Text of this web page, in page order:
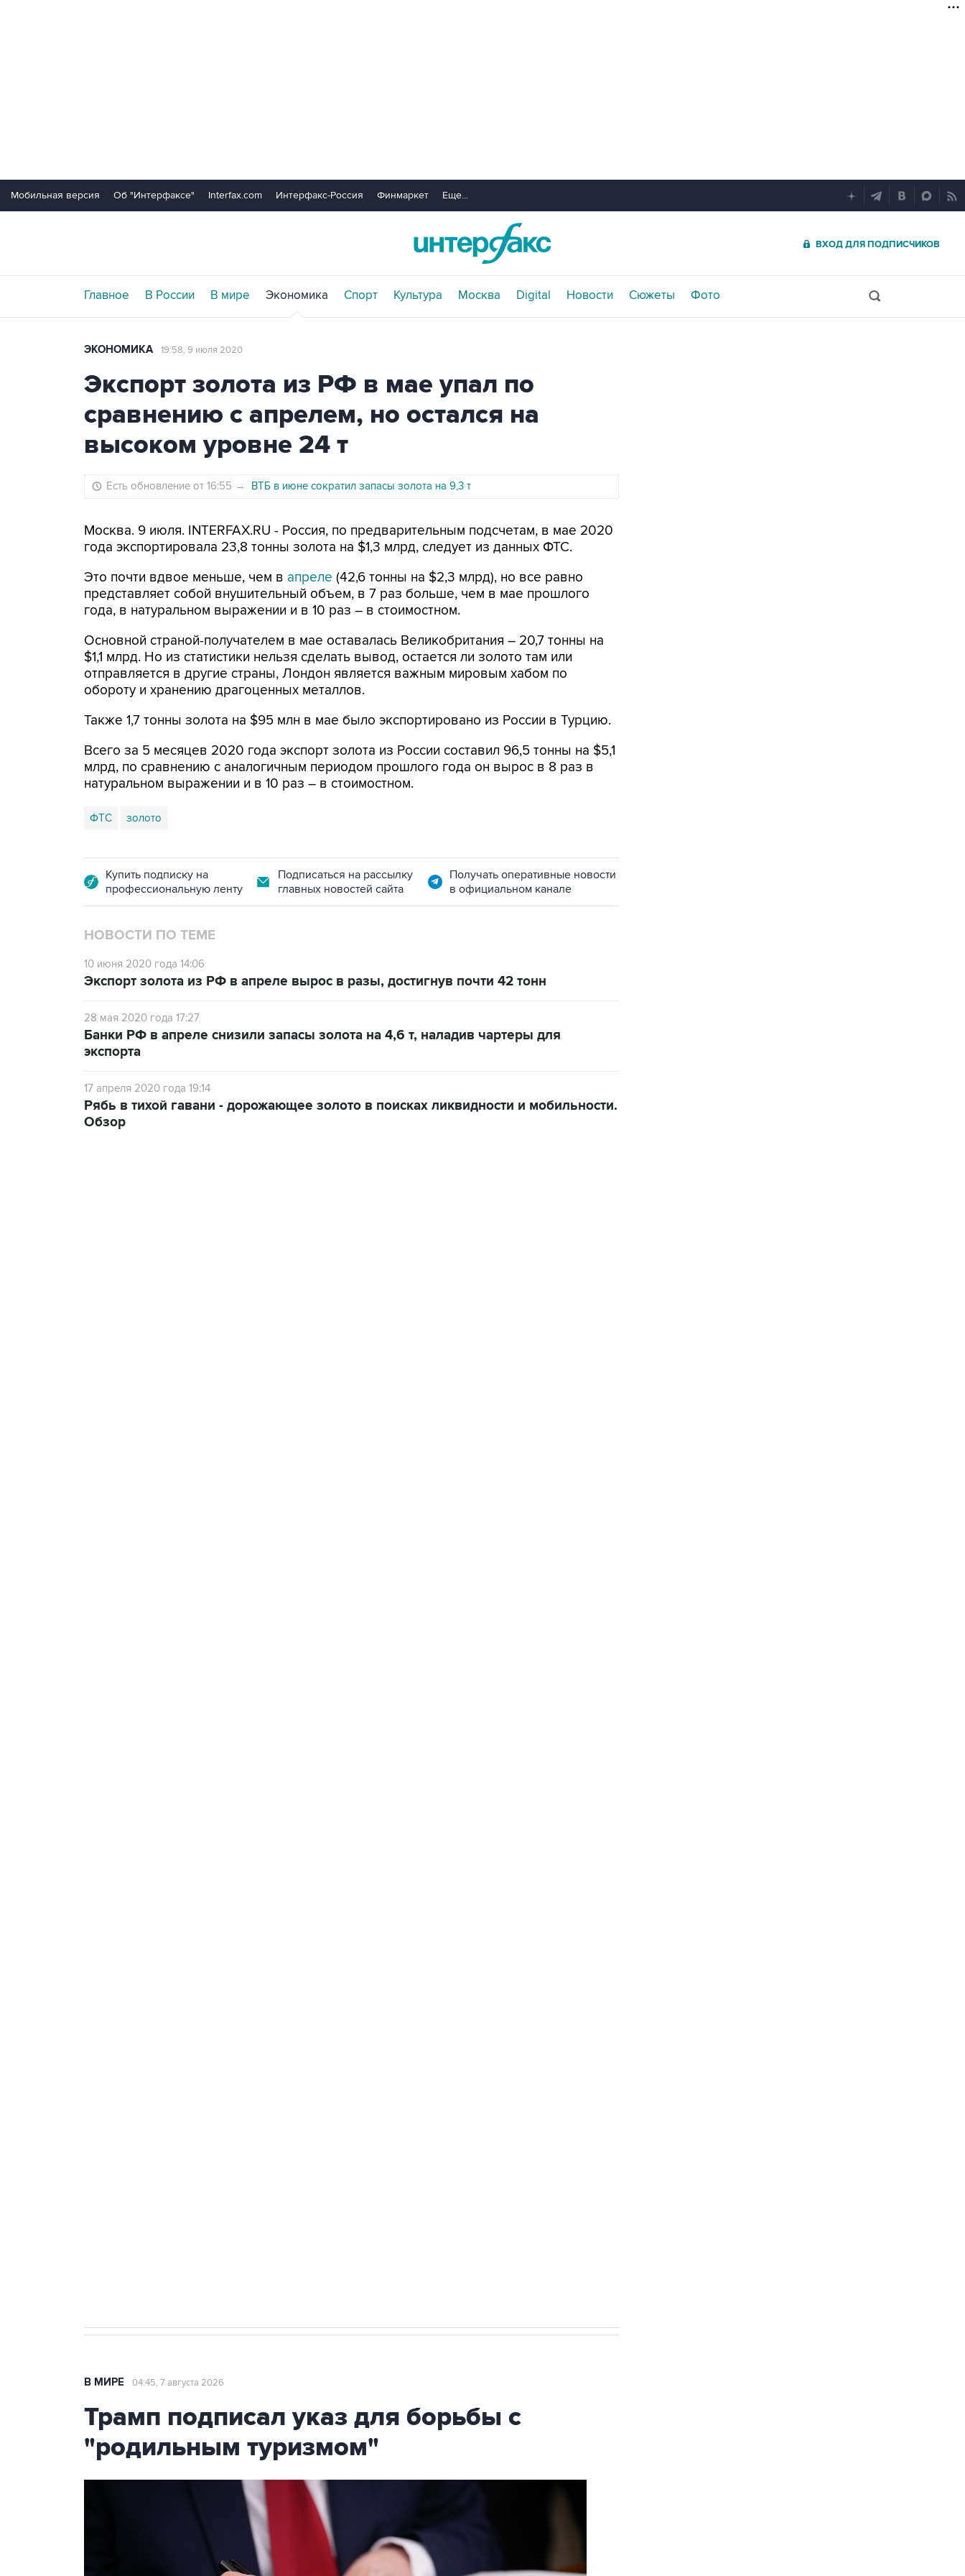
Мобильная версия Об "Интерфаксе" Interfax.com Интерфакс-Россия Финмаркет Еще...
ВХОД ДЛЯ ПОДПИСЧИКОВ
Главное В России В мире Экономика Спорт Культура Москва Digital Новости Сюжеты Фото
ЭКОНОМИКА 19:58, 9 июля 2020
Экспорт золота из РФ в мае упал по
сравнению с апрелем, но остался на
высоком уровне 24 т
Есть обновление от 16:55 → ВТБ в июне сократил запасы золота на 9,3 т
Москва. 9 июля. INTERFAX.RU - Россия, по предварительным подсчетам, в мае 2020
года экспортировала 23,8 тонны золота на $1,3 млрд, следует из данных ФТС.
Это почти вдвое меньше, чем в апреле (42,6 тонны на $2,3 млрд), но все равно
представляет собой внушительный объем, в 7 раз больше, чем в мае прошлого
года, в натуральном выражении и в 10 раз – в стоимостном.
Основной страной-получателем в мае оставалась Великобритания – 20,7 тонны на
$1,1 млрд. Но из статистики нельзя сделать вывод, остается ли золото там или
отправляется в другие страны, Лондон является важным мировым хабом по
обороту и хранению драгоценных металлов.
Также 1,7 тонны золота на $95 млн в мае было экспортировано из России в Турцию.
Всего за 5 месяцев 2020 года экспорт золота из России составил 96,5 тонны на $5,1
млрд, по сравнению с аналогичным периодом прошлого года он вырос в 8 раз в
натуральном выражении и в 10 раз – в стоимостном.
ФТС золото
Купить подписку на
профессиональную ленту
Подписаться на рассылку
главных новостей сайта
Получать оперативные новости
в официальном канале
НОВОСТИ ПО ТЕМЕ
10 июня 2020 года 14:06
Экспорт золота из РФ в апреле вырос в разы, достигнув почти 42 тонн
28 мая 2020 года 17:27
Банки РФ в апреле снизили запасы золота на 4,6 т, наладив чартеры для
экспорта
17 апреля 2020 года 19:14
Рябь в тихой гавани - дорожающее золото в поисках ликвидности и мобильности.
Обзор
В МИРЕ 04:45, 7 августа 2026
Трамп подписал указ для борьбы с
"родильным туризмом"